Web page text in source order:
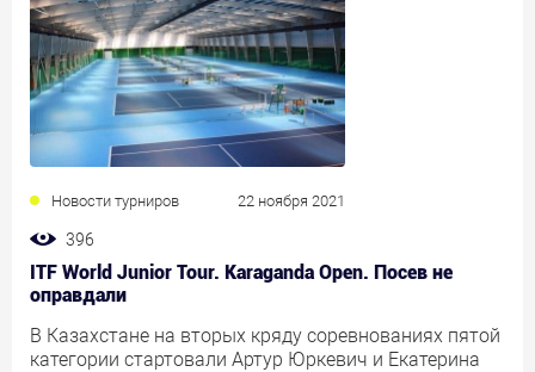
Новости турниров 22 ноября 2021
396
ITF World Junior Tour. Karaganda Open. Посев не
оправдали
В Казахстане на вторых кряду соревнованиях пятой
категории стартовали Артур Юркевич и Екатерина